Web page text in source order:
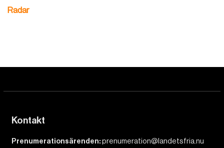
Radar
Kontakt
Prenumerationsärenden:prenumeration@landetsfria.nu